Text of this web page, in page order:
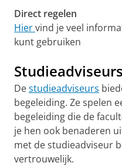
Direct regelen
Hiervind je veel
kunt gebruiken
Destudieadviseurs
begeleiding. Ze spelen
begeleiding die de
je hen ook benaderen
met de studieadviseur
vertrouwelijk.